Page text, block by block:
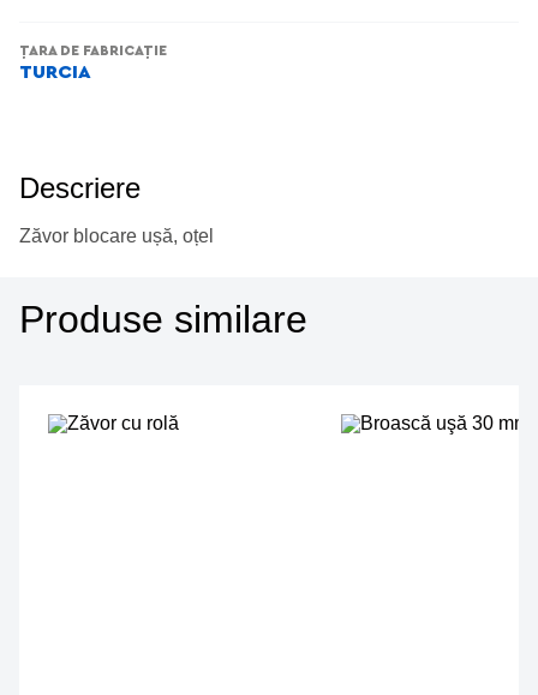
ȚARA DE FABRICAȚIE
TURCIA
Descriere
Zăvor blocare ușă, oțel
Produse similare